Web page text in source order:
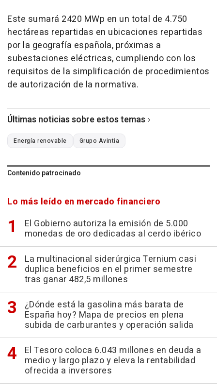
Este sumará 2420 MWp en un total de 4.750
hectáreas repartidas en ubicaciones repartidas
por la geografía española, próximas a
subestaciones eléctricas, cumpliendo con los
requisitos de la simplificación de procedimientos
de autorización de la normativa.
Últimas noticias sobre estos temas
Energía renovable Grupo Avintia
Contenido patrocinado
Lo más leído en mercado financiero
El Gobierno autoriza la emisión de 5.000
monedas de oro dedicadas al cerdo ibérico
La multinacional siderúrgica Ternium casi
duplica beneficios en el primer semestre
tras ganar 482,5 millones
¿Dónde está la gasolina más barata de
España hoy? Mapa de precios en plena
subida de carburantes y operación salida
El Tesoro coloca 6.043 millones en deuda a
medio y largo plazo y eleva la rentabilidad
ofrecida a inversores